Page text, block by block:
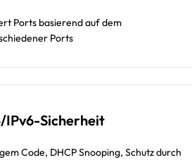
Ports basierend auf dem
Ports
Sicherheit
Code, DHCP Snooping, Schutz durch